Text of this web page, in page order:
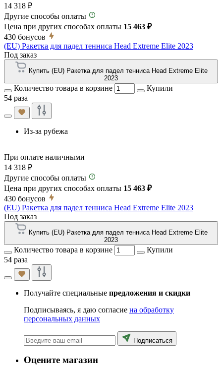
14 318 ₽
Другие способы оплаты
Цена при других способах оплаты 15 463 ₽
430 бонусов
(EU) Ракетка для падел тенниса Head Extreme Elite 2023
Под заказ
Купить (EU) Ракетка для падел тенниса Head Extreme Elite
2023
Количество товара в корзине
Купили
54 раза
Из-за рубежа
При оплате наличными
14 318 ₽
Другие способы оплаты
Цена при других способах оплаты 15 463 ₽
430 бонусов
(EU) Ракетка для падел тенниса Head Extreme Elite 2023
Под заказ
Купить (EU) Ракетка для падел тенниса Head Extreme Elite
2023
Количество товара в корзине
Купили
54 раза
Получайте специальные предложения и скидки
Подписываясь, я даю согласие на обработку
персональных данных
Подписаться
Оцените магазин